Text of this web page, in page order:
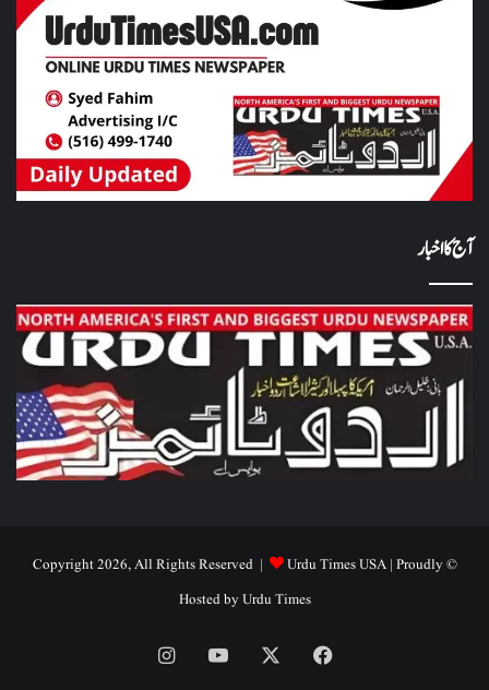
آج کا اخبار
© Copyright 2026, All Rights Reserved |
Urdu Times USA| Proudly
Hosted byUrdu Times
Facebook
YouTube